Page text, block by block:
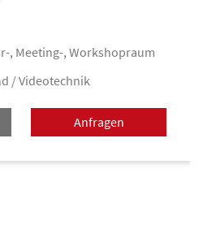
, Meeting-, Workshopraum
/ Videotechnik
Anfragen